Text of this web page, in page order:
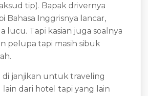
tip). Bapak drivernya
Bahasa Inggrisnya lancar,
lucu. Tapi kasian juga soalnya
pelupa tapi masih sibuk
di janjikan untuk traveling
dari hotel tapi yang lain